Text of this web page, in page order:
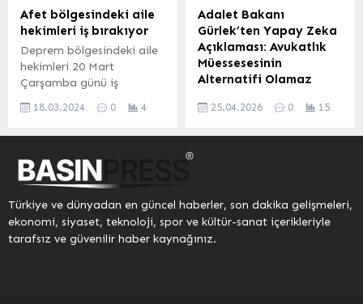
ilçesinde saat 11:26’da 4,2
büyüklüğünde bir deprem
meydana geldiğini
duyurdu. AFAD verilerine...
KAYSERİ (İGFA) –
Personeli bilgilendirmek
ve farkındalık oluşturmak
için kurum içi eğitimlerin
devam ettiğini söyleyen...
Afet bölgesindeki aile
hekimleri iş bırakıyor
Deprem bölgesindeki aile
hekimleri 20 Mart
Çarşamba günü iş
düzenleyecek. İSTANBUL
(AHESEN) Başkanı Dr.
Ahmet Kandemir konuya
depremin ağır yaralar
bıraktığı illerde Aile
Hekimleri zor şartlarda
18.03.2024 0 4
Adalet Bakanı
Gürlek’ten Yapay Zeka
Açıklaması: Avukatlık
Müessesesinin
Alternatifi Olamaz
sosyal medya hesabı
Bakan Gürlek, dijital
teknolojilerin sunduğu
imkanlardan
25.04.2026 0 15
Türkiye ve dünyadan en güncel haberler, son dakika gelişmeleri,
ekonomi, siyaset, teknoloji, spor ve kültür-sanat içerikleriyle
tarafsız ve güvenilir haber kaynağınız.